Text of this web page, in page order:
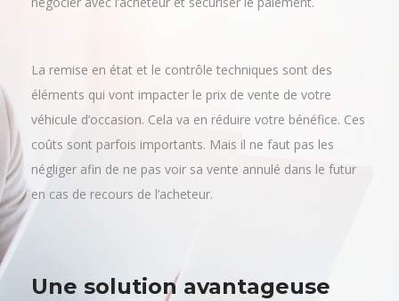
La remise en état et le contrôle techniques sont des
éléments qui vont impacter le prix de vente de votre
véhicule d’occasion. Cela va en réduire votre bénéfice. Ces
coûts sont parfois importants. Mais il ne faut pas les
négliger afin de ne pas voir sa vente annulé dans le futur
en cas de recours de l’acheteur.
Une solution avantageuse